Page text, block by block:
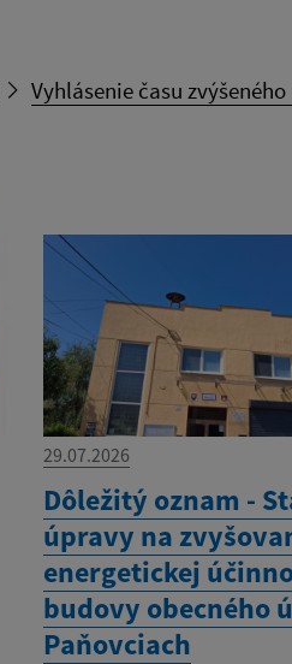
Vyhlásenie času
29.07.2026
Dôležitý oznam -
úpravy na
energetickej
budovy obecného
Paňovciach